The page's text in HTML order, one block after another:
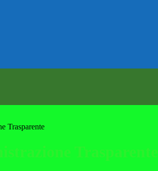
Trasparente
Trasparente